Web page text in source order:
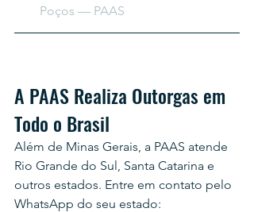
Poços — PAAS
A PAAS Realiza Outorgas em
Todo o Brasil
Além de Minas Gerais, a PAAS atende
Rio Grande do Sul, Santa Catarina e
outros estados. Entre em contato pelo
WhatsApp do seu estado: